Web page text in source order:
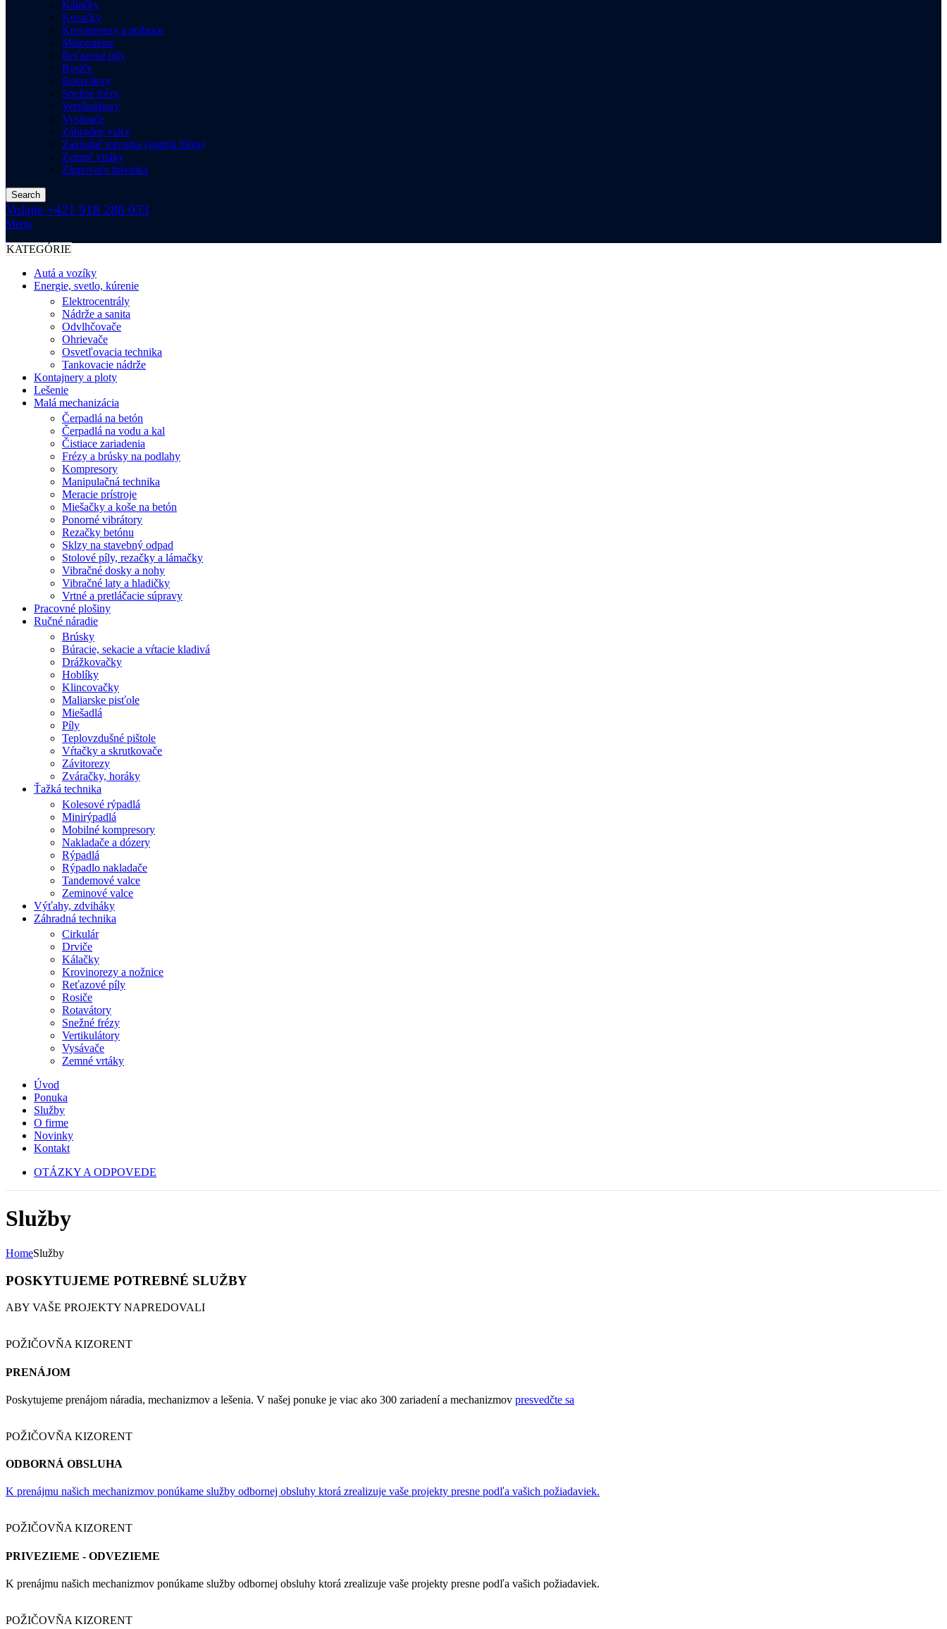
Kálačky
Kosačky
Krovinorezy a nožnice
Malotraktor
Reťazové píly
Rosiče
Rotavátory
Snežné frézy
Vertikulátory
Vysávače
Záhradné valce
Zakladač trávnika (spätná fréza)
Zemné vrtáky
Zlupovače trávnika
Search
Volajte +421 918 288 033
Menu
KATEGÓRIE
Autá a vozíky
Energie, svetlo, kúrenie
Elektrocentrály
Nádrže a sanita
Odvlhčovače
Ohrievače
Osvetľovacia technika
Tankovacie nádrže
Kontajnery a ploty
Lešenie
Malá mechanizácia
Čerpadlá na betón
Čerpadlá na vodu a kal
Čistiace zariadenia
Frézy a brúsky na podlahy
Kompresory
Manipulačná technika
Meracie prístroje
Miešačky a koše na betón
Ponorné vibrátory
Rezačky betónu
Sklzy na stavebný odpad
Stolové píly, rezačky a lámačky
Vibračné dosky a nohy
Vibračné laty a hladičky
Vrtné a pretláčacie súpravy
Pracovné plošiny
Ručné náradie
Brúsky
Búracie, sekacie a vŕtacie kladivá
Drážkovačky
Hoblíky
Klincovačky
Maliarske pisťole
Miešadlá
Píly
Teplovzdušné pištole
Vŕtačky a skrutkovače
Závitorezy
Zváračky, horáky
Ťažká technika
Kolesové rýpadlá
Minirýpadlá
Mobilné kompresory
Nakladače a dózery
Rýpadlá
Rýpadlo nakladače
Tandemové valce
Zeminové valce
Výťahy, zdviháky
Záhradná technika
Cirkulár
Drviče
Kálačky
Krovinorezy a nožnice
Reťazové píly
Rosiče
Rotavátory
Snežné frézy
Vertikulátory
Vysávače
Zemné vrtáky
Úvod
Ponuka
Služby
O firme
Novinky
Kontakt
OTÁZKY A ODPOVEDE
Služby
HomeSlužby
POSKYTUJEME POTREBNÉ SLUŽBY
ABY VAŠE PROJEKTY NAPREDOVALI
POŽIČOVŇA KIZORENT
PRENÁJOM
Poskytujeme prenájom náradia, mechanizmov a lešenia. V našej ponuke je viac ako 300 zariadení a mechanizmov presvedčte sa
POŽIČOVŇA KIZORENT
ODBORNÁ OBSLUHA
K prenájmu našich mechanizmov ponúkame služby odbornej obsluhy ktorá zrealizuje vaše projekty presne podľa vašich požiadaviek.
POŽIČOVŇA KIZORENT
PRIVEZIEME - ODVEZIEME
K prenájmu našich mechanizmov ponúkame služby odbornej obsluhy ktorá zrealizuje vaše projekty presne podľa vašich požiadaviek.
POŽIČOVŇA KIZORENT